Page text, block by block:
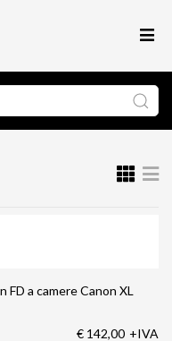
a camere Canon XL
€ 142,00 +IVA